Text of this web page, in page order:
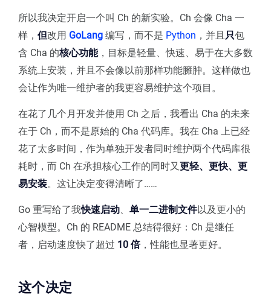
所以我决定开启一个叫 Ch 的新实验。Ch 会像 Cha 一
样， 但改用 GoLang 编写，而不是 Python ，并且 只包
含 Cha 的核心功能，目标是轻量、快速、易于在大多数
系统上安装，并且不会像以前那样功能臃肿。这样做也
会让作为唯一维护者的我更容易维护这个项目。
在花了几个月开发并使用 Ch 之后，我看出 Cha 的未来
在于 Ch，而不是原始的 Cha 代码库。我在 Cha 上已经
花了太多时间，作为单独开发者同时维护两个代码库很
耗时，而 Ch 在承担核心工作的同时又更轻、更快、更
易安装。这让决定变得清晰了……
Go 重写给了我快速启动、 单一二进制文件以及更小的
心智模型。Ch 的 README 总结得很好：Ch 是继任
者，启动速度快了超过 10 倍，性能也显著更好。
这个决定